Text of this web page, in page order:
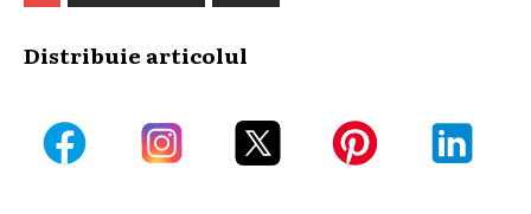
Distribuie articolul